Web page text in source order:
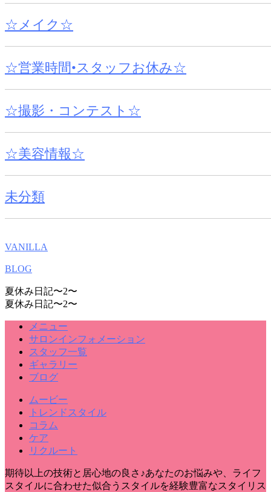
☆メイク☆
☆営業時間•スタッフお休み☆
☆撮影・コンテスト☆
☆美容情報☆
未分類
VANILLA
BLOG
夏休み日記〜2〜
夏休み日記〜2〜
メニュー
サロンインフォメーション
スタッフ一覧
ギャラリー
ブログ
ムービー
トレンドスタイル
コラム
ケア
リクルート
期待以上の技術と居心地の良さ♪あなたのお悩みや、ライフ
スタイルに合わせた似合うスタイルを経験豊富なスタイリス